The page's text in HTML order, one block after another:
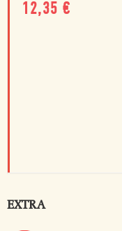
12,35 €
EXTRA